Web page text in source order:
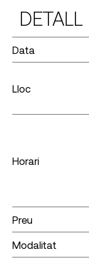
DETALL
Data
Lloc
Horari
Preu
Modalitat